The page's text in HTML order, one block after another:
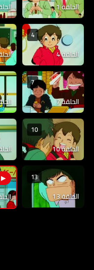
الحلقة 1
4
الحلقة 4
7
الحلقة 7
10
الحلقة 10
13
الحلقة 13